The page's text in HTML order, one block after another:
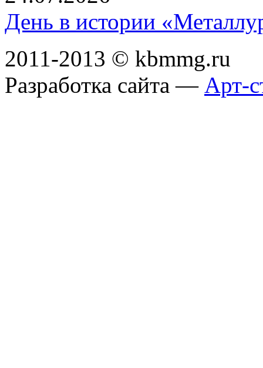
День в истории
2011-2013 © kbmmg.ru
Разработка сайта — Арт-